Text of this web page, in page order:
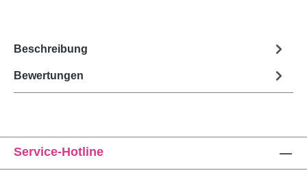
Beschreibung
Bewertungen
Service-Hotline